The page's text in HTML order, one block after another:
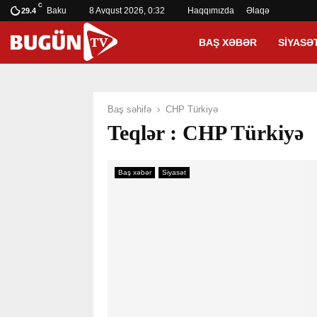
29.4
C
Baku 8 Avqust 2026, 0:32 Haqqımızda Əlaqə
BAŞ XƏBƏR
Baş səhifə CHP Türkiyə
Teqlər : CHP Türkiyə
Baş xəbər Siyasət